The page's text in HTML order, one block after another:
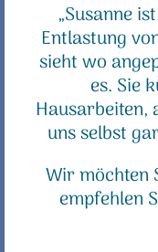
„Susanne
Entlastung
sieht wo
es. Sie
Hausarbeiten,
uns selbst
Wir möchten
empfehlen